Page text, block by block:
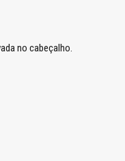
no cabeçalho.